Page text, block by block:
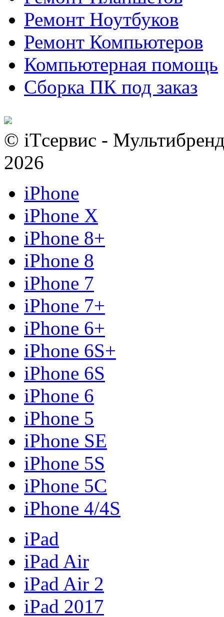
Ремонт Ноутбуков
Ремонт Компьютеров
Компьютерная помощь
Сборка ПК под заказ
© iTсервис -
2026
iPhone
iPhone X
iPhone 8+
iPhone 8
iPhone 7
iPhone 7+
iPhone 6+
iPhone 6S+
iPhone 6S
iPhone 6
iPhone 5
iPhone SE
iPhone 5S
iPhone 5C
iPhone 4/4S
iPad
iPad Air
iPad Air 2
iPad 2017